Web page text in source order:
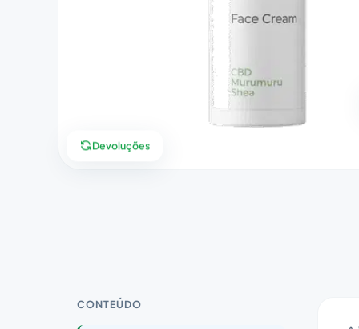
Devoluções
CONTEÚDO